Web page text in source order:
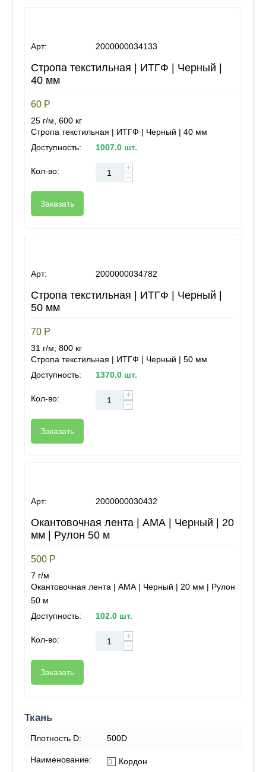
Арт: 2000000034133
Стропа текстильная | ИТГФ | Черный |
40 мм
60 Р
25 г/м, 600 кг
Стропа текстильная | ИТГФ | Черный | 40 мм
Доступность:
1007.0 шт.
Кол-во:
+
−
Заказать
Арт: 2000000034782
Стропа текстильная | ИТГФ | Черный |
50 мм
70 Р
31 г/м, 800 кг
Стропа текстильная | ИТГФ | Черный | 50 мм
Доступность:
1370.0 шт.
Кол-во:
+
−
Заказать
Арт: 2000000030432
Окантовочная лента | АМА | Черный | 20
мм | Рулон 50 м
500 Р
7 г/м
Окантовочная лента | АМА | Черный | 20 мм | Рулон
50 м
Доступность:
102.0 шт.
Кол-во:
+
−
Заказать
Ткань
Плотность D: 500D
Наименование: Кордон